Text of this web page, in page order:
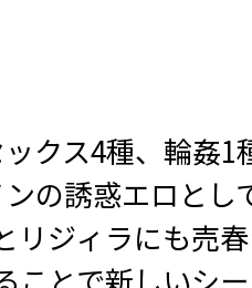
クス4種、輪姦
の誘惑エロとし
リジィラにも売